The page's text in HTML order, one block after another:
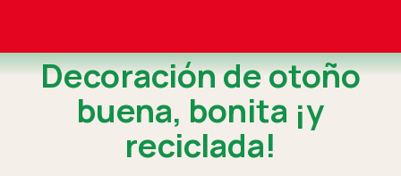
Decoración de otoño
buena, bonita ¡y
reciclada!